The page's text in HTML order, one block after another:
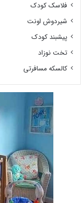
فلاسک کودک
شیردوش اونت
پیشبند کودک
تخت نوزاد
کالسکه مسافرتی